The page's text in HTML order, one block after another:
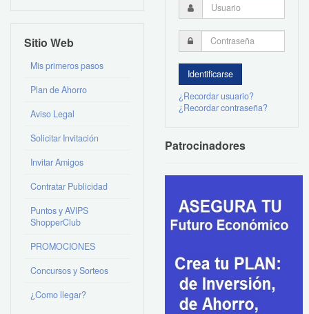
Sitio Web
Mis primeros pasos
Plan de Ahorro
Aviso Legal
Solicitar Invitación
Invitar Amigos
Contratar Publicidad
Puntos y AVIPS
ShopperClub
PROMOCIONES
Concursos y Sorteos
¿Como llegar?
¿Recordar usuario?
¿Recordar contraseña?
Patrocinadores